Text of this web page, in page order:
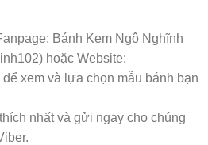
Bánh Kem Ngộ Nghĩnh
hoặc Website:
xem và lựa chọn mẫu bánh bạn
nhất và gửi ngay cho chúng